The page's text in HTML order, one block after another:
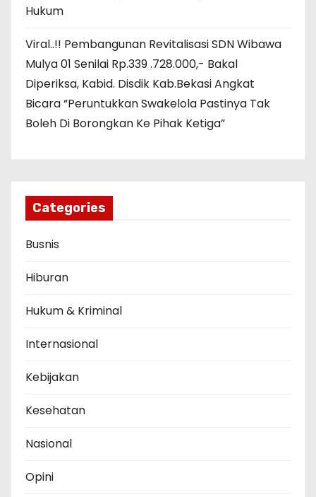
Hukum
Viral..!! Pembangunan Revitalisasi SDN Wibawa
Mulya 01 Senilai Rp.339 .728.000,- Bakal
Diperiksa, Kabid. Disdik Kab.Bekasi Angkat
Bicara “Peruntukkan Swakelola Pastinya Tak
Boleh Di Borongkan Ke Pihak Ketiga”
Categories
Busnis
Hiburan
Hukum & Kriminal
Internasional
Kebijakan
Kesehatan
Nasional
Opini